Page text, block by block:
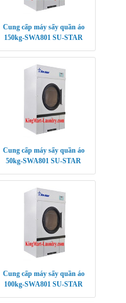
Cung cấp máy sấy quần áo
150kg-SWA801 SU-STAR
Cung cấp máy sấy quần áo
50kg-SWA801 SU-STAR
Cung cấp máy sấy quần áo
100kg-SWA801 SU-STAR